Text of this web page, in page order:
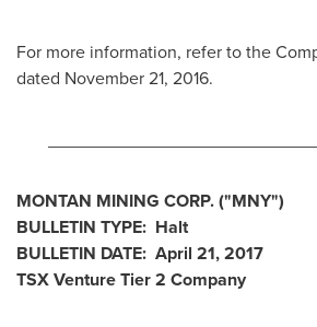
For more information, refer to the
dated November 21, 2016.
MONTAN MINING CORP.("MNY")
BULLETIN TYPE: Halt
BULLETIN DATE: April 21, 2017
TSX Venture Tier 2 Company